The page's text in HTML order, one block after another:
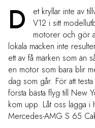
D
et kryllar inte av
V12 i sitt
motorer och gör
lokala macken inte
ett av få märken som än
en motor som bara blir
dag som går. För att
första bästa flyg till New
kom upp. Låt oss lägga i
Mercedes-AMG S 65